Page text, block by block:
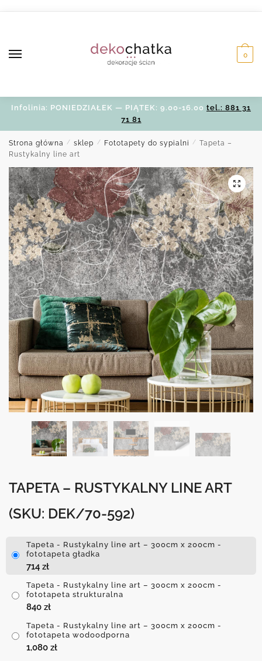
0
Infolinia: PONIEDZIAŁEK — PIĄTEK: 9.00-16.00 tel.: 881 31
71 81
Strona główna / sklep / Fototapety do sypialni / Tapeta –
Rustykalny line art
TAPETA – RUSTYKALNY LINE ART
(SKU: DEK/70-592)
Tapeta - Rustykalny line art – 300cm x 200cm -
fototapeta gładka
714 zł
Tapeta - Rustykalny line art – 300cm x 200cm -
fototapeta strukturalna
840 zł
Tapeta - Rustykalny line art – 300cm x 200cm -
fototapeta wodoodporna
1,080 zł